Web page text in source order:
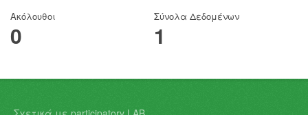
Ακόλουθοι
0
Σύνολα Δεδομένων
1